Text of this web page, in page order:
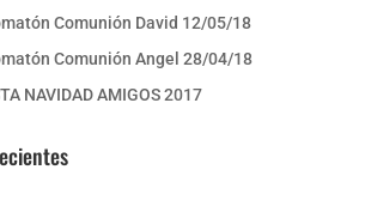
Comunión David 12/05/18
Comunión Angel 28/04/18
NAVIDAD AMIGOS 2017